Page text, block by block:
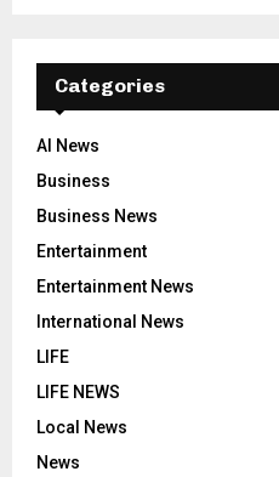
Categories
AI News
Business
Business News
Entertainment
Entertainment News
International News
LIFE
LIFE NEWS
Local News
News